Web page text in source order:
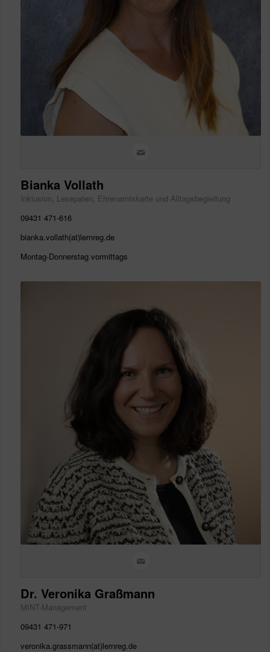
Bianka Vollath
Inklusion, Lesepaten, Ehrenamtskarte und Alltagsbegleitung
09431 471-616
bianka.vollath(at)lernreg.de
Montag-Donnerstag vormittags
Dr. Veronika Graßmann
MINT-Management
09431 471-971
veronika.grassmann(at)lernreg.de